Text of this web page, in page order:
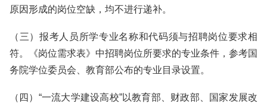
原因形成的岗位空缺，均不进行递补。
（三）报考人员所学专业名称和代码须与招聘岗位要求相
符。《岗位需求表》中招聘岗位所要求的专业条件，参考国
务院学位委员会、教育部公布的专业目录设置。
（四）“一流大学建设高校”以教育部、财政部、国家发展改